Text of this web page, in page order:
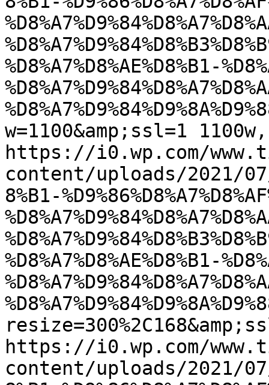
%D8%A7%D8%AE%D8%B1-
w=1100&amp;ssl=1 1100w,
https://i0.wp.com/
content/uploads/2021/07/
8%B1-
%D8%A7%D8%AE%D8%B1-
https://i0.wp.com/
content/uploads/2021/07/